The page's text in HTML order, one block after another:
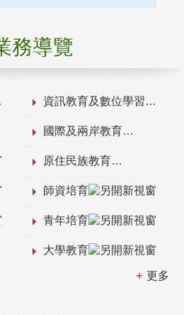
務導覽
資訊教育及數位學習
國際及兩岸教育
原住民族教育
師資培育
青年培育
大學教育
更多